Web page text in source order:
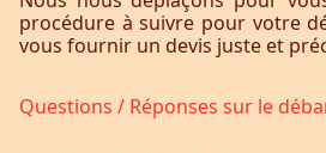
procédure à suivre pour votre
vous fournir un devis juste et
Questions / Réponses sur le